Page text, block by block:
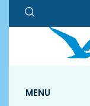
MENU